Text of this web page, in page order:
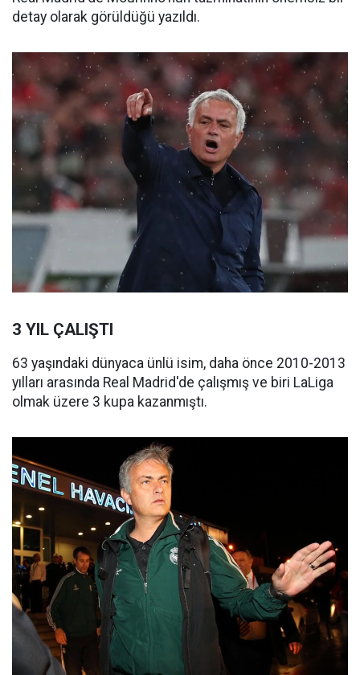
detay olarak görüldüğü yazıldı.
3 YIL ÇALIŞTI
63 yaşındaki dünyaca ünlü isim, daha önce 2010-2013
yılları arasında Real Madrid'de çalışmış ve biri LaLiga
olmak üzere 3 kupa kazanmıştı.